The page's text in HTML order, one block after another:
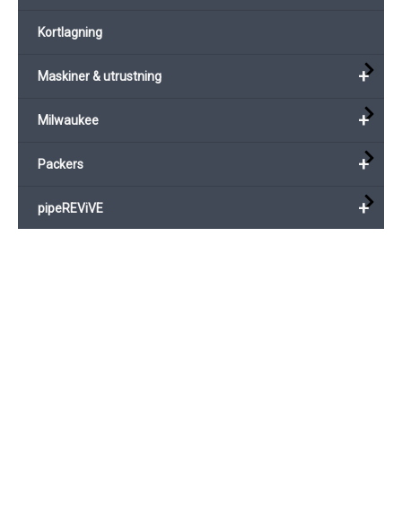
Kortlagning
+
Maskiner & utrustning
+
Milwaukee
+
Packers
+
pipeREViVE